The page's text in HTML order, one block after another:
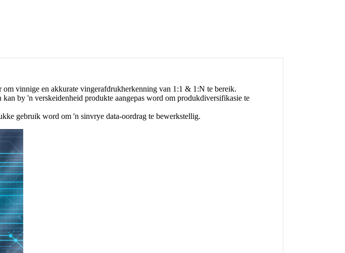
vinnige en akkurate vingerafdrukherkenning van 1:1 & 1:N te bereik.
by 'n verskeidenheid produkte aangepas word om produkdiversifikasie te
gebruik word om 'n sinvrye data-oordrag te bewerkstellig.